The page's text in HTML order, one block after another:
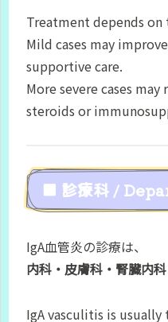
Treatment depends
Mild cases may
supportive care.
More severe cases
steroids or
■ 診療科 /
IgA血管炎の診療は、
内科・皮膚科・腎臓内科
IgA vasculitis is